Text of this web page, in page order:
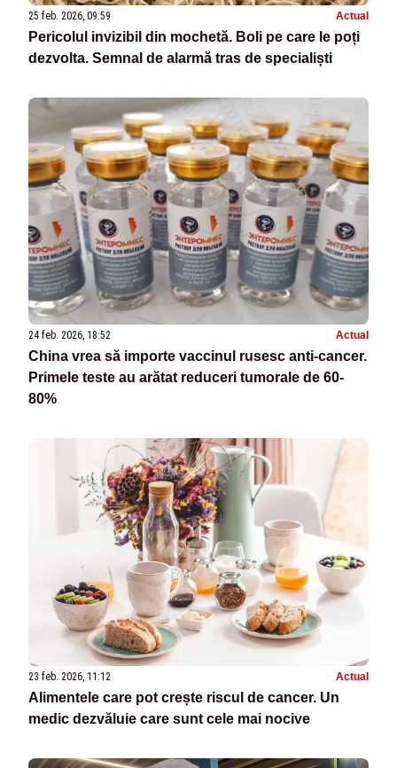
25 feb. 2026, 09:59 Actual
Pericolul invizibil din mochetă. Boli pe care le poți
dezvolta. Semnal de alarmă tras de specialiști
24 feb. 2026, 18:52 Actual
China vrea să importe vaccinul rusesc anti-cancer.
Primele teste au arătat reduceri tumorale de 60-
80%
23 feb. 2026, 11:12 Actual
Alimentele care pot crește riscul de cancer. Un
medic dezvăluie care sunt cele mai nocive